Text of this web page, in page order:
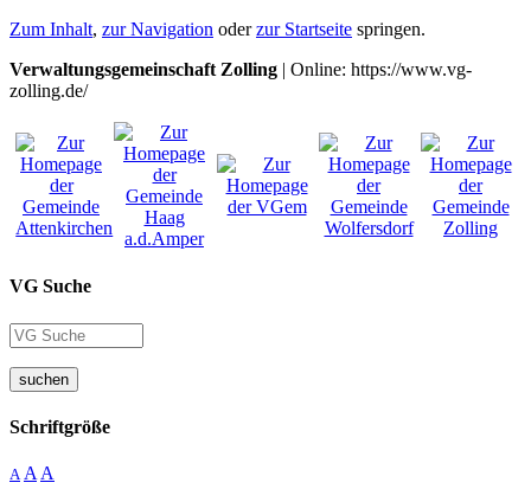
Zum Inhalt, zur Navigation oderzur Startseite springen.
Verwaltungsgemeinschaft Zolling | Online: https://www.vg-
zolling.de/
VG Suche
suchen
Schriftgröße
A A A